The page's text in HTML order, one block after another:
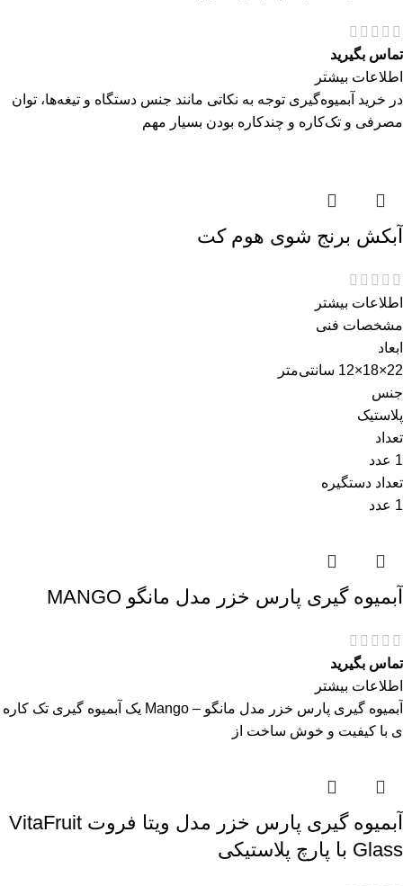
تماس بگیرید
اطلاعات بیشتر
در خرید آبمیوه‌گیری توجه به نکاتی مانند جنس دستگاه و تیغه‌ها، توان
مصرفی و تک‌کاره و چندکاره بودن بسیار مهم
آبکش برنج شوی هوم کت
اطلاعات بیشتر
مشخصات فنی
ابعاد
22×18×12 سانتی‌متر
جنس
پلاستیک
تعداد
1 عدد
تعداد دستگیره
1 عدد
آبمیوه گیری پارس خزر مدل مانگو MANGO
تماس بگیرید
اطلاعات بیشتر
آبمیوه گیری پارس خزر مدل مانگو – Mango یک آبمیوه گیری تک کاره
ی با کیفیت و خوش ساخت از
آبمیوه گیری پارس خزر مدل ویتا فروت VitaFruit
Glass با پارچ پلاستیکی